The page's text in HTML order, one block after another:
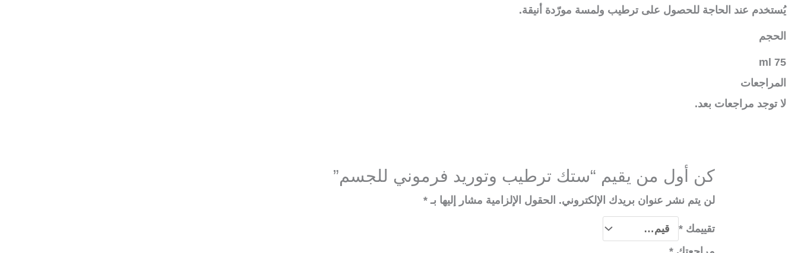
يُستخدم عند الحاجة للحصول على ترطيب ولمسة مورّدة أنيقة.
الحجم
75 ml
المراجعات
لا توجد مراجعات بعد.
كن أول من يقيم “ستك ترطيب وتوريد فرموني للجسم”
لن يتم نشر عنوان بريدك الإلكتروني. الحقول الإلزامية مشار إليها بـ*
تقييمك*